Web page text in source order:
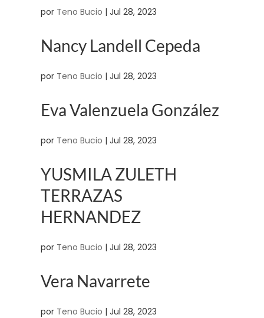
por Teno Bucio | Jul 28, 2023
Nancy Landell Cepeda
por Teno Bucio | Jul 28, 2023
Eva Valenzuela González
por Teno Bucio | Jul 28, 2023
YUSMILA ZULETH
TERRAZAS
HERNANDEZ
por Teno Bucio | Jul 28, 2023
Vera Navarrete
por Teno Bucio | Jul 28, 2023